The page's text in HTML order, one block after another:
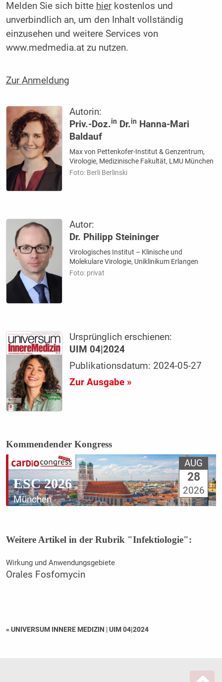
Melden Sie sich bitte hierkostenlos und
unverbindlich an, um den Inhalt vollständig
einzusehen und weitere Services von
www.medmedia.at zu nutzen.
Zur Anmeldung
Autorin:
Priv.-Doz.in Dr.in
Hanna-Mari
Baldauf
Max von Pettenkofer-Institut & Genzentrum,
Virologie, Medizinische Fakultät, LMU München
Foto: Berli Berlinski
Autor:
Dr. Philipp Steininger
Virologisches Institut – Klinische und
Molekulare Virologie, Uniklinikum Erlangen
Foto: privat
Ursprünglich erschienen:
UIM 04|2024
Publikationsdatum: 2024-05-27
Zur Ausgabe »
Kommendender Kongress
ESC 2026
München
AUG
28
2026
Weitere Artikel in der Rubrik "Infektiologie":
Wirkung und Anwendungsgebiete
Orales Fosfomycin
« UNIVERSUM INNERE MEDIZIN |UIM 04|2024